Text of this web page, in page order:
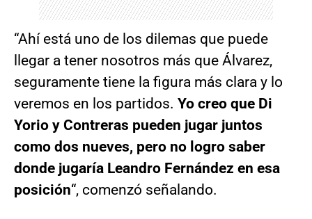
“Ahí está uno de los dilemas que puede
llegar a tener nosotros más que Álvarez,
seguramente tiene la figura más clara y lo
veremos en los partidos. Yo creo que Di
Yorio y Contreras pueden jugar juntos
como dos nueves, pero no logro saber
donde jugaría Leandro Fernández en esa
posición“, comenzó señalando.